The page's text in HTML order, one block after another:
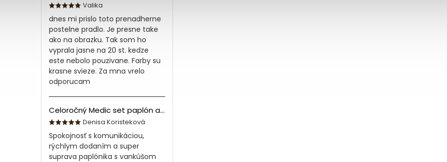
Valika
dnes mi prislo toto prenadherne
postelne pradlo. Je presne take
ako na obrazku. Tak som ho
vyprala jasne na 20 st. kedze
este nebolo pouzivane. Farby su
krasne svieze. Za mna vrelo
odporucam
Celoročný Medic set paplón a vankúš z bavlny
Denisa Koristeková
Spokojnosť s komunikáciou,
rýchlym dodaním a super
suprava paplónika s vankúšom